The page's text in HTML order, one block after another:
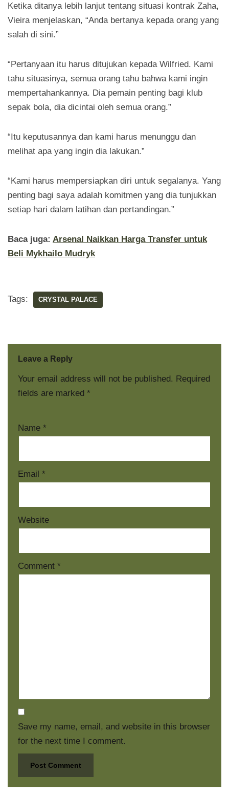
Ketika ditanya lebih lanjut tentang situasi kontrak Zaha,
Vieira menjelaskan, “Anda bertanya kepada orang yang
salah di sini.”
“Pertanyaan itu harus ditujukan kepada Wilfried. Kami
tahu situasinya, semua orang tahu bahwa kami ingin
mempertahankannya. Dia pemain penting bagi klub
sepak bola, dia dicintai oleh semua orang.”
“Itu keputusannya dan kami harus menunggu dan
melihat apa yang ingin dia lakukan.”
“Kami harus mempersiapkan diri untuk segalanya. Yang
penting bagi saya adalah komitmen yang dia tunjukkan
setiap hari dalam latihan dan pertandingan.”
Baca juga: Arsenal Naikkan Harga Transfer untuk
Beli Mykhailo Mudryk
Tags: CRYSTAL PALACE
Leave a Reply
Your email address will not be published. Required
fields are marked *
Name *
Email *
Website
Comment *
Save my name, email, and website in this browser
for the next time I comment.